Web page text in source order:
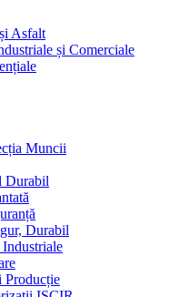
Asfalt
și Comerciale
Muncii
Durabil
Durabil
Industriale
Producție